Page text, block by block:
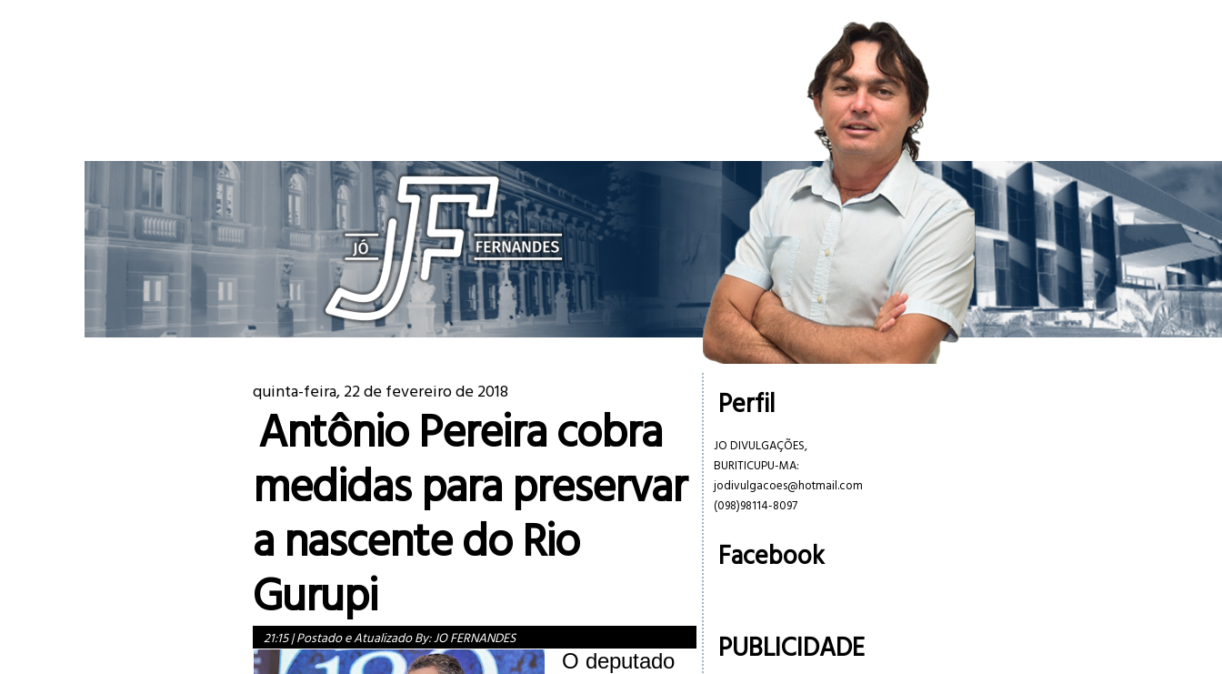
quinta-feira, 22 de fevereiro de 2018
Antônio Pereira cobra
medidas para preservar
a nascente do Rio
Gurupi
21:15|Postado e Atualizado By:JO FERNANDES
O deputado
Perfil
JO DIVULGAÇÕES,
BURITICUPU-MA:
jodivulgacoes@hotmail.com
(098)98114-8097
Facebook
PUBLICIDADE